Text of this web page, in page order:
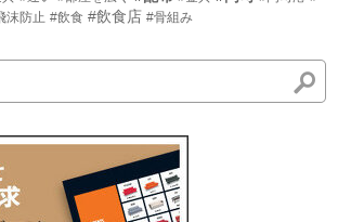
沫防止 #飲食 #飲食店 #骨組み